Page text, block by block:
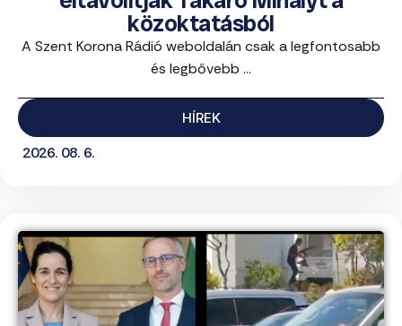
közoktatásból
A Szent Korona Rádió weboldalán csak a legfontosabb
és legbővebb ...
HÍREK
2026. 08. 6.